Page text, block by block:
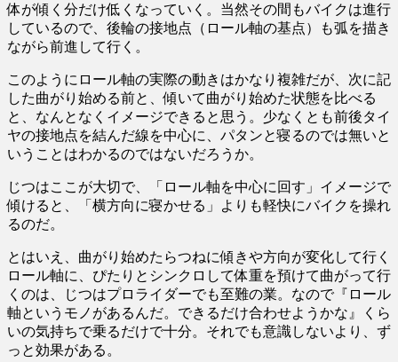
体が傾く分だけ低くなっていく。当然その間もバイクは進行
しているので、後輪の接地点（ロール軸の基点）も弧を描き
ながら前進して行く。
このようにロール軸の実際の動きはかなり複雑だが、次に記
した曲がり始める前と、傾いて曲がり始めた状態を比べる
と、なんとなくイメージできると思う。少なくとも前後タイ
ヤの接地点を結んだ線を中心に、パタンと寝るのでは無いと
いうことはわかるのではないだろうか。
じつはここが大切で、「ロール軸を中心に回す」イメージで
傾けると、「横方向に寝かせる」よりも軽快にバイクを操れ
るのだ。
とはいえ、曲がり始めたらつねに傾きや方向が変化して行く
ロール軸に、ぴたりとシンクロして体重を預けて曲がって行
くのは、じつはプロライダーでも至難の業。なので『ロール
軸というモノがあるんだ。できるだけ合わせようかな』くら
いの気持ちで乗るだけで十分。それでも意識しないより、ず
っと効果がある。